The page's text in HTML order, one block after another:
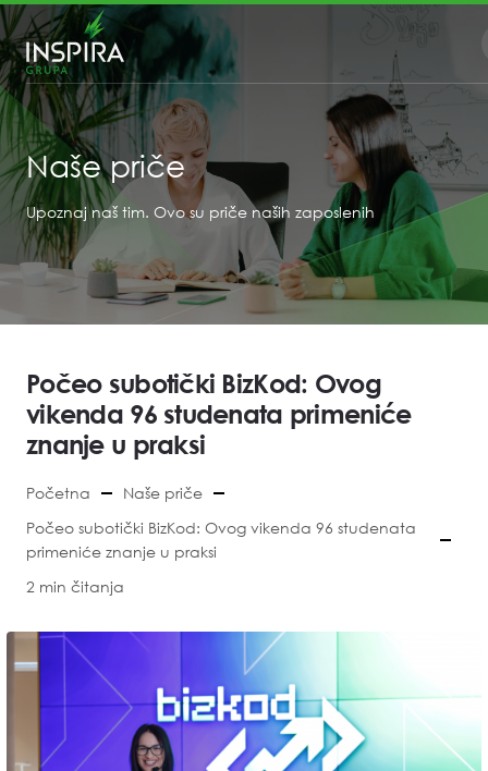
Naše priče
Upoznaj naš tim. Ovo su priče naših zaposlenih
Počeo subotički BizKod: Ovog
vikenda 96 studenata primeniće
znanje u praksi
Početna
Naše priče
Počeo subotički BizKod: Ovog vikenda 96 studenata
primeniće znanje u praksi
2 min čitanja